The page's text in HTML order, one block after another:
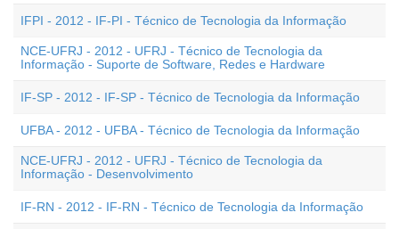
IFPI - 2012 - IF-PI - Técnico de Tecnologia da Informação
NCE-UFRJ - 2012 - UFRJ - Técnico de Tecnologia da
Informação - Suporte de Software, Redes e Hardware
IF-SP - 2012 - IF-SP - Técnico de Tecnologia da Informação
UFBA - 2012 - UFBA - Técnico de Tecnologia da Informação
NCE-UFRJ - 2012 - UFRJ - Técnico de Tecnologia da
Informação - Desenvolvimento
IF-RN - 2012 - IF-RN - Técnico de Tecnologia da Informação